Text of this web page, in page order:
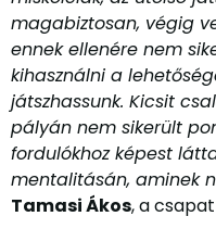
magabiztosan, végig
ennek ellenére nem
kihasználni a
játszhassunk. Kicsit
pályán nem sikerült
fordulókhoz képest
mentalitásán, aminek
Tamasi Ákos, a